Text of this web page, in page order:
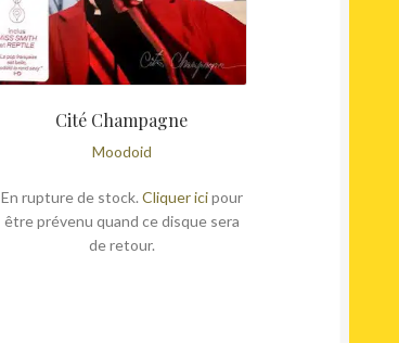
Cité Champagne
Moodoid
En rupture de stock. Cliquer icipour
être prévenu quand ce disque sera
de retour.